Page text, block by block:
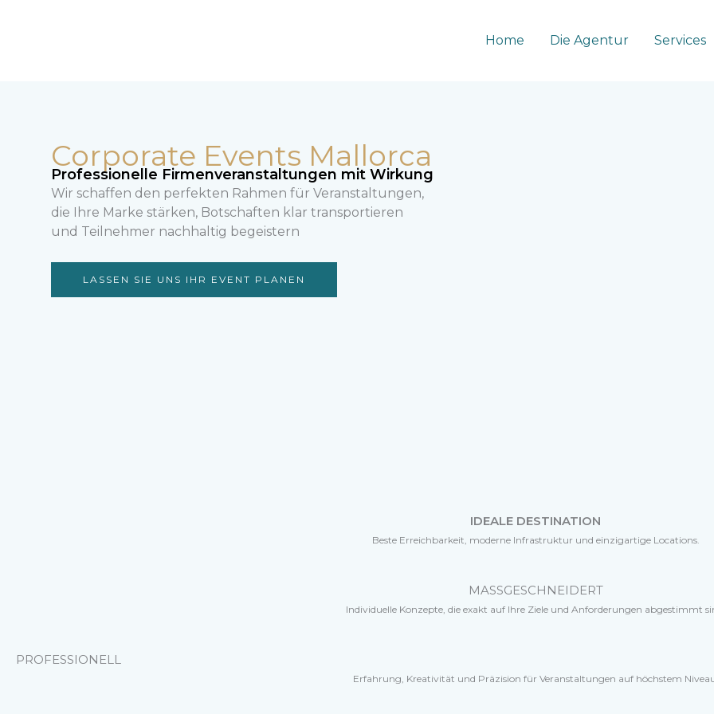
Home Die Agentur Services
Corporate Events Mallorca
Professionelle Firmenveranstaltungen mit Wirkung
Wir schaffen den perfekten Rahmen für Veranstaltungen,
die Ihre Marke stärken, Botschaften klar transportieren
und Teilnehmer nachhaltig begeistern
LASSEN SIE UNS IHR EVENT PLANEN
IDEALE DESTINATION
Beste Erreichbarkeit, moderne Infrastruktur und einzigartige Locations.
MASSGESCHNEIDERT
Individuelle Konzepte, die exakt auf Ihre Ziele und Anforderungen abgestimmt
PROFESSIONELL
Erfahrung, Kreativität und Präzision für Veranstaltungen auf höchstem